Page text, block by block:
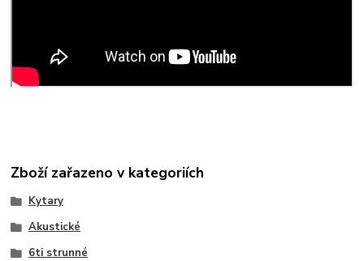
Zboží zařazeno v kategoriích
Kytary
Akustické
6ti strunné